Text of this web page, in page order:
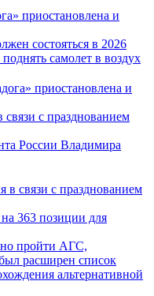
приостановлена и
состояться в 2026
самолет в воздух
с празднованием
России Владимира
363 позиции для
пройти АГС,
расширен список
альтернативной